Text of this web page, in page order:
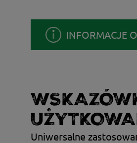
INFORMACJE
Uniwersalne